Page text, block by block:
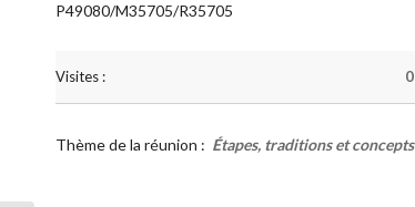
P49080/M35705/R35705
Visites : 0
Thème de la réunion : Étapes, traditions et concepts